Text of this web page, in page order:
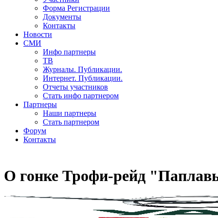
Форма Регистрации
Документы
Контакты
Новости
СМИ
Инфо партнеры
ТВ
Журналы. Публикации.
Интернет. Публикации.
Отчеты участников
Стать инфо партнером
Партнеры
Наши партнеры
Стать партнером
Форум
Контакты
О гонке Трофи-рейд